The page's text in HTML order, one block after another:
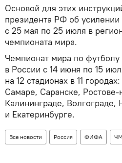
Основой для этих
президента РФ об усилении
с 25 мая по 25 июля в
чемпионата мира.
Чемпионат мира по
в России с 14 июня по 15
на 12 стадионах в 11
Самаре, Саранске,
Калининграде,
и Екатеринбурге.
Все новости Россия ФИФА